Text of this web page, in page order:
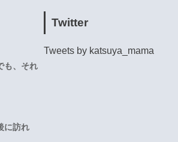
も、それ
に訪れ
Twitter
Tweets by katsuya_mama